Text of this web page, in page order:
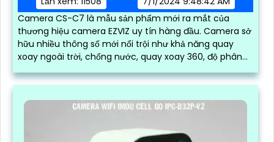
Camera CS-C7 là mẫu sản phẩm mới ra mắt của
thương hiệu camera EZVIZ uy tín hàng đầu. Camera sở
hữu nhiều thông số mới nổi trội như khả năng quay
xoay ngoài trời, chống nước, quay xoay 360, độ phân